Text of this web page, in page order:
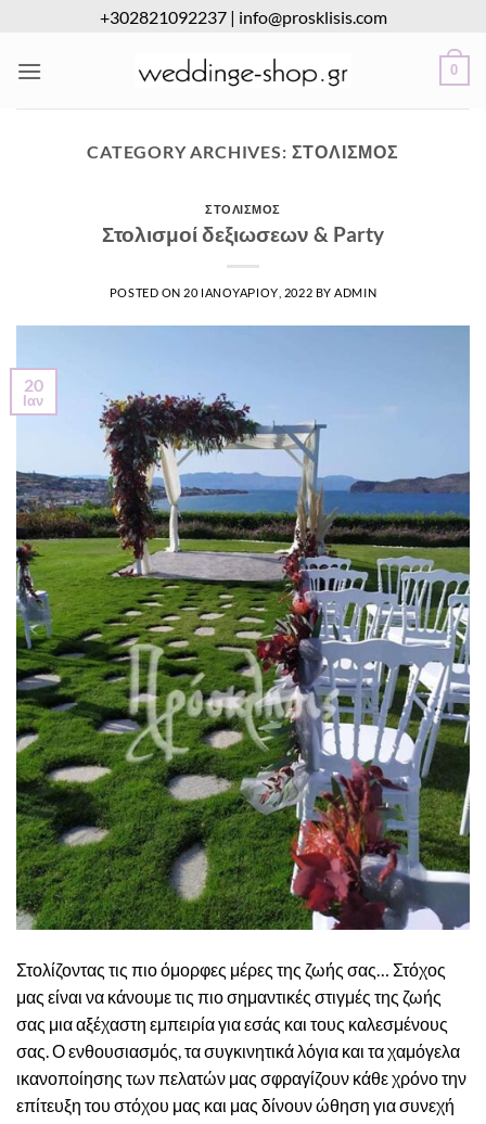
περιεχόμενο
+302821092237| info@prosklisis.com
0
CATEGORY ARCHIVES: ΣΤΟΛΙΣΜΌΣ
ΣΤΟΛΙΣΜΌΣ
Στολισμοί δεξιωσεων & Party
POSTED ON 20 ΙΑΝΟΥΑΡΊΟΥ, 2022 BY ADMIN
20
Ιαν
Στολίζοντας τις πιο όμορφες μέρες της ζωής σας… Στόχος
μας είναι να κάνουμε τις πιο σημαντικές στιγμές της ζωής
σας μια αξέχαστη εμπειρία για εσάς και τους καλεσμένους
σας. Ο ενθουσιασμός, τα συγκινητικά λόγια και τα χαμόγελα
ικανοποίησης των πελατών μας σφραγίζουν κάθε χρόνο την
επίτευξη του στόχου μας και μας δίνουν ώθηση για συνεχή